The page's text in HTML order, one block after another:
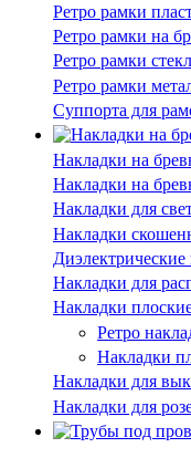
Ретро рамки
Ретро рамки на
Ретро рамки
Ретро рамки
Суппорта для
Накладки на
Накладки на
Накладки для
Накладки
Накладки для
Накладки
Ретро
Накладки
Накладки для
Накладки для